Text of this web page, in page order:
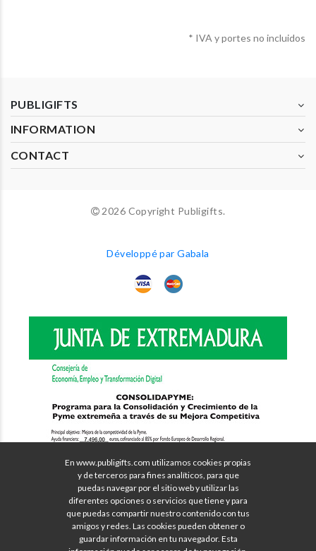
* IVA y portes no incluidos
PUBLIGIFTS
INFORMATION
CONTACT
2026 Copyright Publigifts.
Développé par Gabala
En www.publigifts.com utilizamos cookies propias
y de terceros para fines analíticos, para que
puedas navegar por el sitio web y utilizar las
diferentes opciones o servicios que tiene y para
que puedas compartir nuestro contenido con tus
amigos y redes. Las cookies pueden obtener o
guardar información en tu navegador. Esta